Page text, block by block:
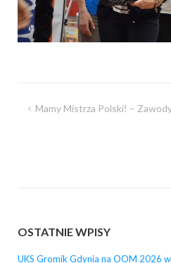
Nawigacja
Mamy Mistrza Polski! –
OSTATNIE WPISY
UKS Gromik Gdynia na OOM 2026